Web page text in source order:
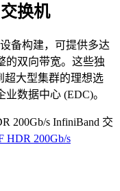
换机
备构建，可提供多达
的双向带宽。这些独
超大型集群的理想选
数据中心 (EDC)。
200Gb/s InfiniBand 交
HDR 200Gb/s